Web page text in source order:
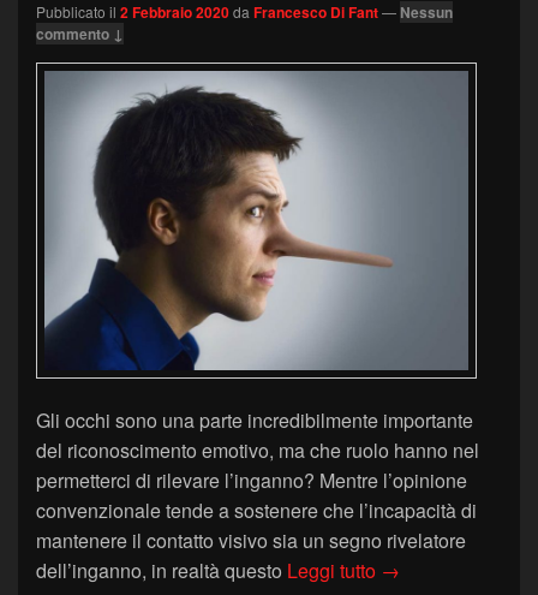
Pubblicato il 2 Febbraio 2020daFrancesco Di Fant— Nessun
commento ↓
Gli occhi sono una parte incredibilmente importante
del riconoscimento emotivo, ma che ruolo hanno nel
permetterci di rilevare l’inganno? Mentre l’opinione
convenzionale tende a sostenere che l’incapacità di
mantenere il contatto visivo sia un segno rivelatore
dell’inganno, in realtà questo Leggi tutto Riconoscere gli
→